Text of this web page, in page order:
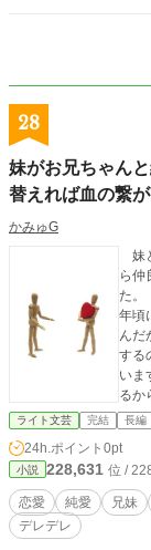
28
妹がお兄ちゃん
替えれば血の繋
かみゅG
妹
ら仲
た。
年頃に
んだ
するの
います。 「僕達が結婚できないのは
るからだよ」 でも妹
繋がり
婚す
ライト文芸 完結 長編
24h.ポイント 0pt
小説 228,631 位 /
恋愛 純愛 兄妹
デレデレ